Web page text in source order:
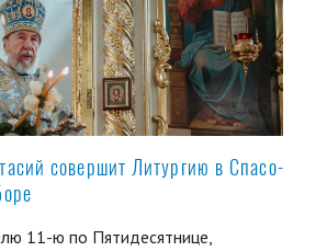
совершит Литургию в Спасо-
11-ю по Пятидесятнице,